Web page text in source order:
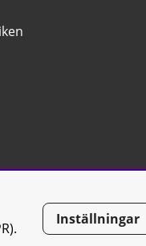
7058 | Tel: 0500-42 87 00
Inställningar